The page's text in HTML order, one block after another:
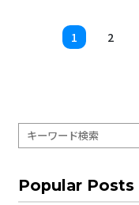
1 2
Popular Posts